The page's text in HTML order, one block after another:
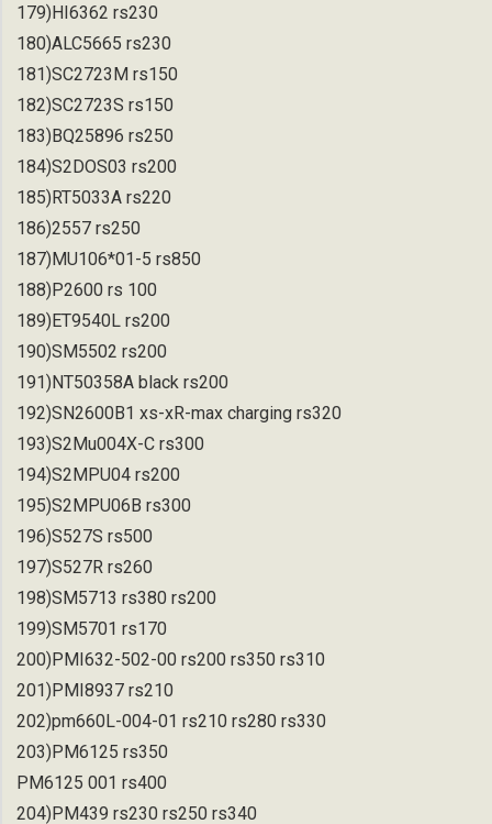
179)HI6362 rs230
180)ALC5665 rs230
181)SC2723M rs150
182)SC2723S rs150
183)BQ25896 rs250
184)S2DOS03 rs200
185)RT5033A rs220
186)2557 rs250
187)MU106*01-5 rs850
188)P2600 rs 100
189)ET9540L rs200
190)SM5502 rs200
191)NT50358A black rs200
192)SN2600B1 xs-xR-max charging rs320
193)S2Mu004X-C rs300
194)S2MPU04 rs200
195)S2MPU06B rs300
196)S527S rs500
197)S527R rs260
198)SM5713 rs380 rs200
199)SM5701 rs170
200)PMI632-502-00 rs200 rs350 rs310
201)PMI8937 rs210
202)pm660L-004-01 rs210 rs280 rs330
203)PM6125 rs350
PM6125 001 rs400
204)PM439 rs230 rs250 rs340